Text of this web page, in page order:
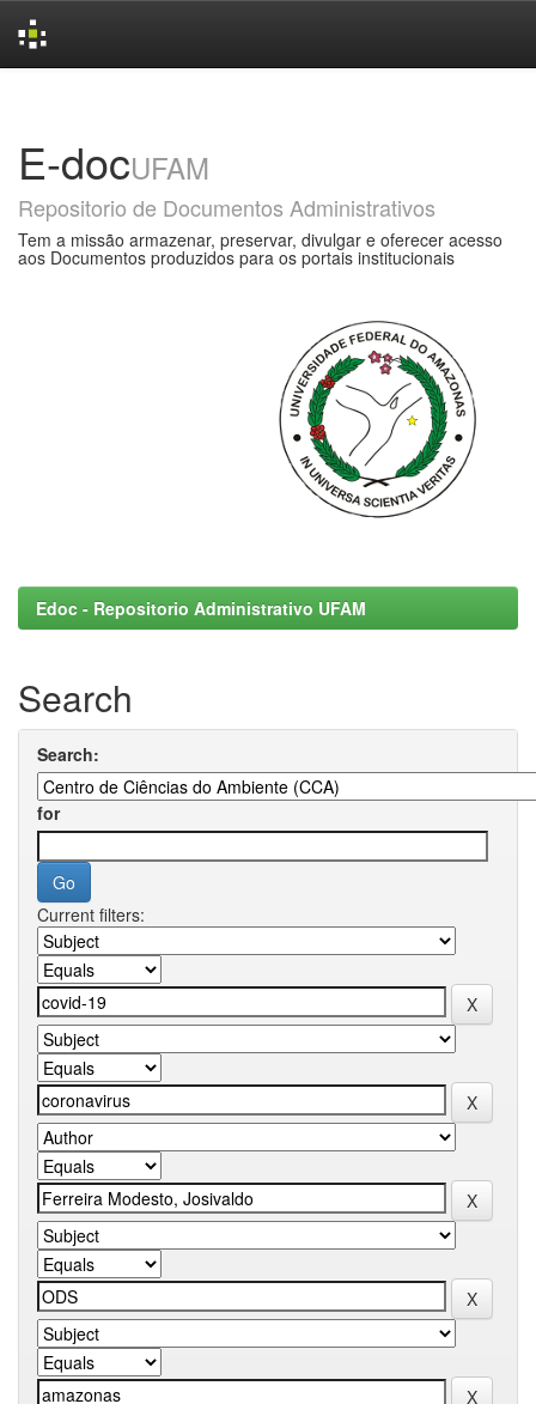
E-docUFAM
Repositorio de Documentos Administrativos
Tem a missão armazenar, preservar, divulgar e oferecer acesso
aos Documentos produzidos para os portais institucionais
Edoc - Repositorio Administrativo UFAM
Search
Search:
for
Current filters: